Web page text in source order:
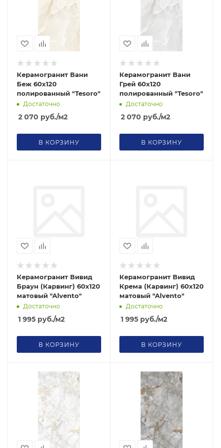
Керамогранит Вани
Беж 60х120
полированный "Tesoro"
Достаточно
2 070 руб./м2
В КОРЗИНУ
Керамогранит Вани
Грей 60х120
полированный "Tesoro"
Достаточно
2 070 руб./м2
В КОРЗИНУ
Керамогранит Вивид
Браун (Карвинг) 60х120
матовый "Alvento"
Достаточно
1 995 руб./м2
В КОРЗИНУ
Керамогранит Вивид
Крема (Карвинг) 60х120
матовый "Alvento"
Достаточно
1 995 руб./м2
В КОРЗИНУ